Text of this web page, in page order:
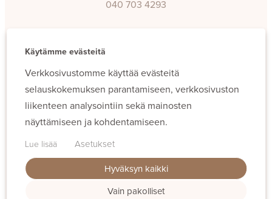
040 703 4293
Käytämme evästeitä
Verkkosivustomme käyttää evästeitä
selauskokemuksen parantamiseen, verkkosivuston
liikenteen analysointiin sekä mainosten
näyttämiseen ja kohdentamiseen.
Lue lisää Asetukset
Vain pakolliset
Hyväksyn kaikki